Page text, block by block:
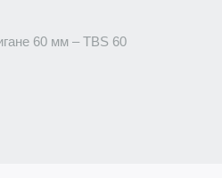
60 мм – TBS 60